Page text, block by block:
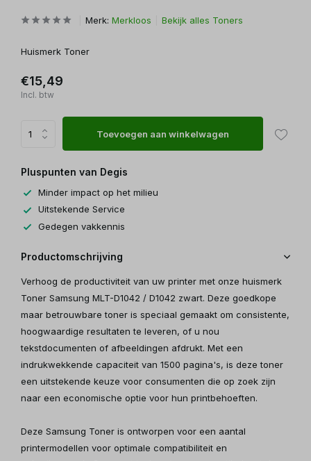
Merk: Merkloos Bekijk alles Toners
Huismerk Toner
€15,49
Incl. btw
Toevoegen aan winkelwagen
Pluspunten van Degis
Minder impact op het milieu
Uitstekende Service
Gedegen vakkennis
Productomschrijving
Verhoog de productiviteit van uw printer met onze huismerk
Toner Samsung MLT-D1042 / D1042 zwart. Deze goedkope
maar betrouwbare toner is speciaal gemaakt om consistente,
hoogwaardige resultaten te leveren, of u nou
tekstdocumenten of afbeeldingen afdrukt. Met een
indrukwekkende capaciteit van 1500 pagina's, is deze toner
een uitstekende keuze voor consumenten die op zoek zijn
naar een economische optie voor hun printbehoeften.
Deze Samsung Toner is ontworpen voor een aantal
printermodellen voor optimale compatibiliteit en